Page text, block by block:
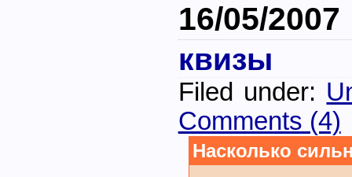
16/05/2007
квизы
Filed under:
Comments (4)
Насколько